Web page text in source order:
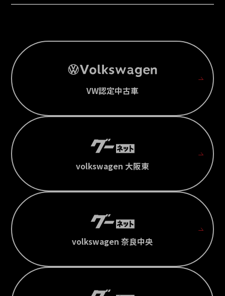
VW認定中古車
volkswagen 大阪東
volkswagen 奈良中央